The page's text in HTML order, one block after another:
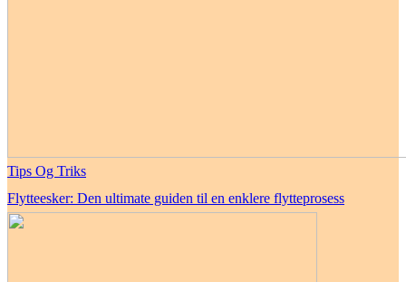
Tips Og Triks
Flytteesker: Den ultimate guiden til en enklere flytteprosess